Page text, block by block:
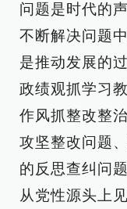
问题是时代的
不断解决问题
是推动发展的
政绩观抓学习
作风抓整改整
攻坚整改问题
的反思查纠问
从党性源头上